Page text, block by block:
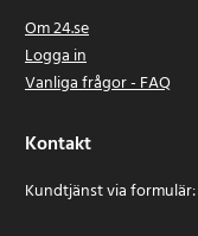
Om 24.se
Logga in
Vanliga frågor - FAQ
Kontakt
Kundtjänst via formulär: